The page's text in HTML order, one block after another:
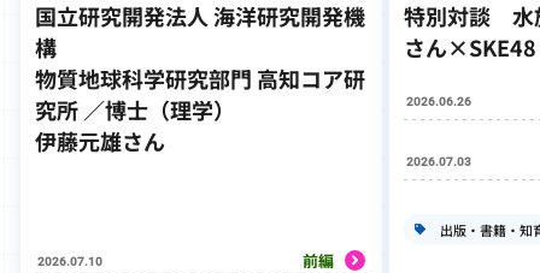
国立研究開発法人 海洋研究開発機
構
物質地球科学研究部門 高知コア研
究所 ／博士（理学）
伊藤元雄さん
2026.07.10 前編
特別対談 水
さん
2026.06.26
2026.07.03
出版・書籍・知